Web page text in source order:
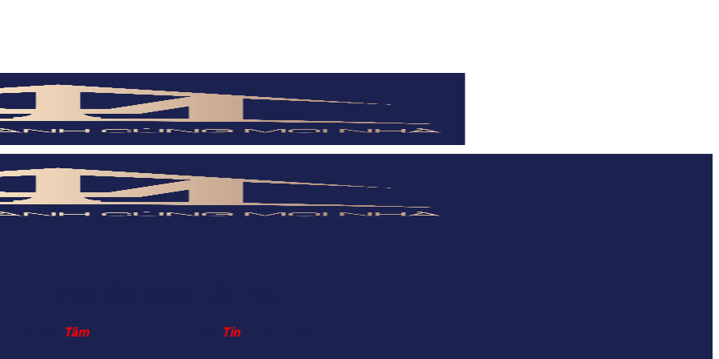
Tâmđể làm đầu – Lấy chữ Tínđể phát triển